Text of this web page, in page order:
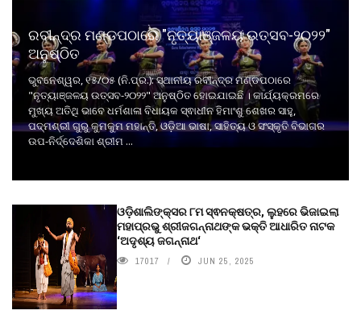
ରବୀନ୍ଦ୍ର ମଣ୍ଡପଠାରେ "ନୃତ୍ୟାଞ୍ଜଳୟ ଉତ୍ସବ-୨୦୨୨"
ଅନୁଷ୍ଠିତ
ଭୁବନେଶ୍ୱର, ୧୫/୦୫ (ନି.ପ୍ର.): ସ୍ଥାନୀୟ ରବୀନ୍ଦ୍ର ମଣ୍ଡପଠାରେ
"ନୃତ୍ୟାଞ୍ଜଳୟ ଉତ୍ସବ-୨୦୨୨" ଅନୁଷ୍ଠିତ ହୋଇଯାଇଛି । କାର୍ଯ୍ୟକ୍ରମରେ
ମୁଖ୍ୟ ଅତିଥି ଭାବେ ଧର୍ମଶାଳା ବିଧାୟକ ସ୍ଵାଧୀନ ହିମାଂଶୁ ଶେଖର ସାହୁ,
ପଦ୍ମଶ୍ରୀ ଗୁରୁ କୁମକୁମ ମହାନ୍ତି, ଓଡ଼ିଆ ଭାଷା, ସାହିତ୍ୟ ଓ ସଂସ୍କୃତି ବିଭାଗର
ଉପ-ନିର୍ଦ୍ଦେଶିକା ଶ୍ରୀମ ...
ଓଡ଼ିଶାଲିଙ୍କ୍ସର ୮ମ ସ୍ଵନକ୍ଷତ୍ର, ଲୁହରେ ଭିଜାଇଲା
ମହାପ୍ରଭୁ ଶ୍ରୀଜଗନ୍ନାଥଙ୍କ ଭକ୍ତି ଆଧାରିତ ନାଟକ
‘ଅଦୃଶ୍ୟ ଜଗନ୍ନାଥ‘
17017 JUN 25, 2025